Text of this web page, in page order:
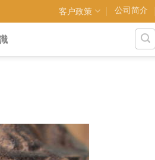
客户政策 公司简介